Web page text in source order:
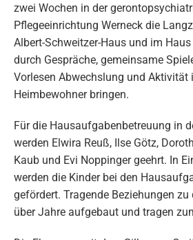
zwei Wochen in der
Pflegeeinrichtung Werneck die
Albert-Schweitzer-Haus und im
durch Gespräche, gemeinsame
Vorlesen Abwechslung und Aktivität
Heimbewohner bringen.
Für die Hausaufgabenbetreuung in
werden Elwira Reuß, Ilse Götz,
Kaub und Evi Noppinger geehrt. In
werden die Kinder bei den
gefördert. Tragende Beziehungen zu
über Jahre aufgebaut und tragen